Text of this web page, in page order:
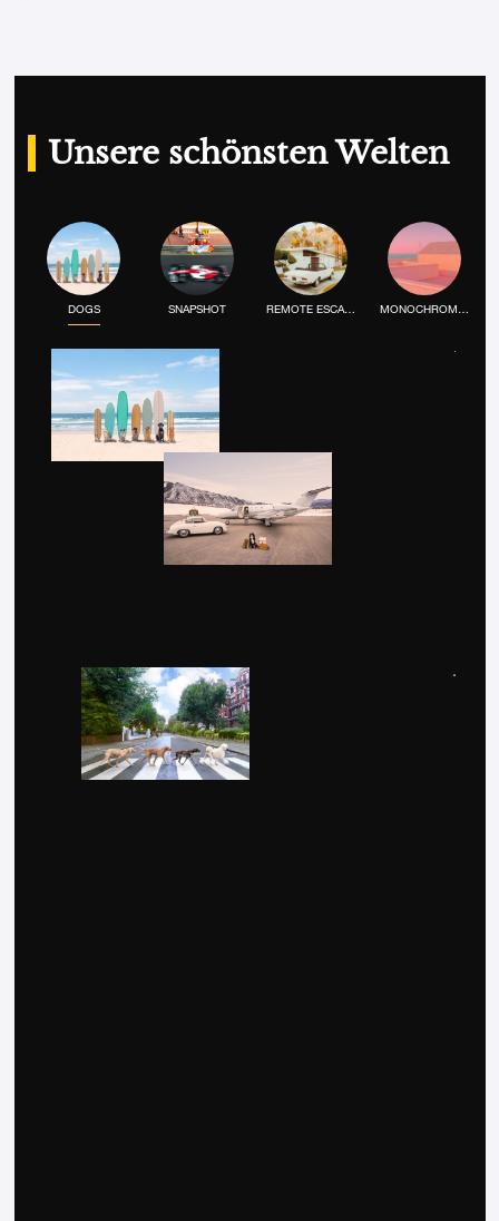
Unsere schönsten Welten
DOGS SNAPSHOT REMOTE ESCAPE MONOCHROME MOOD